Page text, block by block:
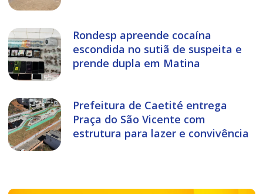
Rondesp apreende cocaína
escondida no sutiã de suspeita e
prende dupla em Matina
Prefeitura de Caetité entrega
Praça do São Vicente com
estrutura para lazer e convivência